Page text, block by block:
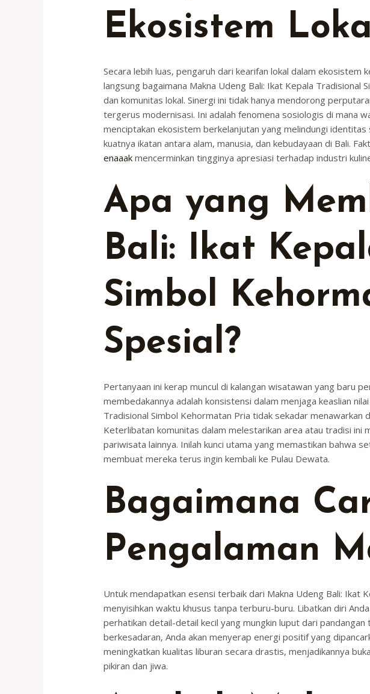
Ekosistem
Secara lebih luas, pengaruh dari kearifan lokal dalam
langsung bagaimana Makna Udeng Bali: Ikat Kepala
dan komunitas lokal. Sinergi ini tidak hanya mendorong
tergerus modernisasi. Ini adalah fenomena sosiologis di mana
menciptakan ekosistem berkelanjutan yang melindungi
kuatnya ikatan antara alam, manusia, dan kebudayaan di Bali.
enaaak mencerminkan tingginya apresiasi terhadap industri
Apa yang
Bali: Ikat
Simbol
Spesial?
Pertanyaan ini kerap muncul di kalangan wisatawan yang baru
membedakannya adalah konsistensi dalam menjaga keaslian
Tradisional Simbol Kehormatan Pria tidak sekadar
Keterlibatan komunitas dalam melestarikan area atau tradisi
pariwisata lainnya. Inilah kunci utama yang memastikan bahwa
membuat mereka terus ingin kembali ke Pulau Dewata.
Bagaimana
Pengalaman
Untuk mendapatkan esensi terbaik dari Makna Udeng Bali: Ikat
menyisihkan waktu khusus tanpa terburu-buru. Libatkan diri
perhatikan detail-detail kecil yang mungkin luput dari
berkesadaran, Anda akan menyerap energi positif yang
meningkatkan kualitas liburan secara drastis, menjadikannya
pikiran dan jiwa.